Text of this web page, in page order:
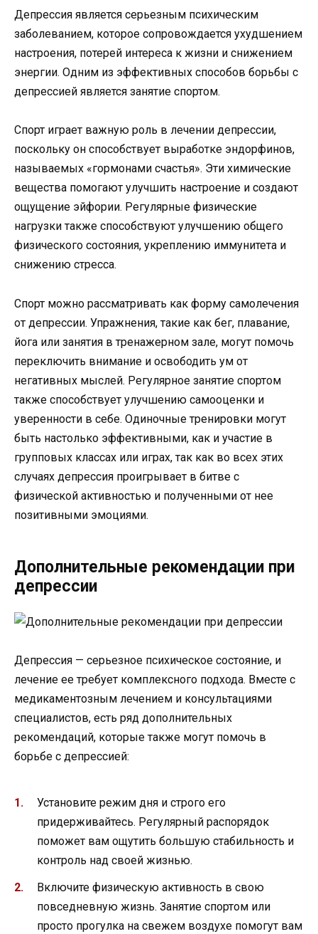
Депрессия является серьезным психическим
заболеванием, которое сопровождается ухудшением
настроения, потерей интереса к жизни и снижением
энергии. Одним из эффективных способов борьбы с
депрессией является занятие спортом.
Спорт играет важную роль в лечении депрессии,
поскольку он способствует выработке эндорфинов,
называемых «гормонами счастья». Эти химические
вещества помогают улучшить настроение и создают
ощущение эйфории. Регулярные физические
нагрузки также способствуют улучшению общего
физического состояния, укреплению иммунитета и
снижению стресса.
Спорт можно рассматривать как форму самолечения
от депрессии. Упражнения, такие как бег, плавание,
йога или занятия в тренажерном зале, могут помочь
переключить внимание и освободить ум от
негативных мыслей. Регулярное занятие спортом
также способствует улучшению самооценки и
уверенности в себе. Одиночные тренировки могут
быть настолько эффективными, как и участие в
групповых классах или играх, так как во всех этих
случаях депрессия проигрывает в битве с
физической активностью и полученными от нее
позитивными эмоциями.
Дополнительные рекомендации при
депрессии
Депрессия — серьезное психическое состояние, и
лечение ее требует комплексного подхода. Вместе с
медикаментозным лечением и консультациями
специалистов, есть ряд дополнительных
рекомендаций, которые также могут помочь в
борьбе с депрессией:
Установите режим дня и строго его
придерживайтесь. Регулярный распорядок
поможет вам ощутить большую стабильность и
контроль над своей жизнью.
Включите физическую активность в свою
повседневную жизнь. Занятие спортом или
просто прогулка на свежем воздухе помогут вам